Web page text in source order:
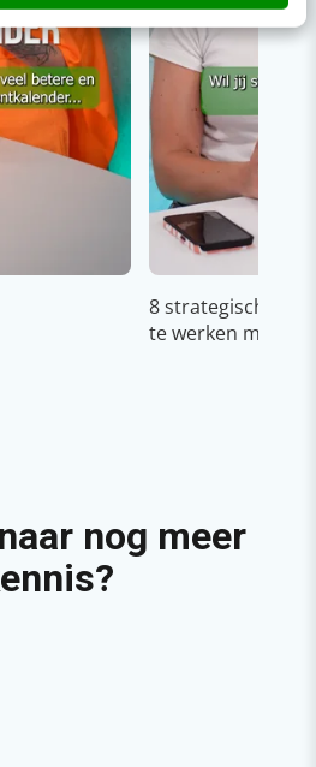
8 strategische
te werken met
nog meer